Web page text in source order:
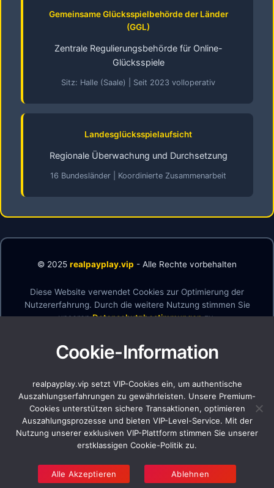
Gemeinsame Glücksspielbehörde der Länder
(GGL)
Zentrale Regulierungsbehörde für Online-
Glücksspiele
Sitz: Halle (Saale) | Seit 2023 volloperativ
Landesglücksspielaufsicht
Regionale Überwachung und Durchsetzung
16 Bundesländer | Koordinierte Zusammenarbeit
© 2025 realpayplay.vip - Alle Rechte vorbehalten
Diese Website verwendet Cookies zur Optimierung der
Nutzererfahrung. Durch die weitere Nutzung stimmen Sie
unserenDatenschutzbestimmungenzu.
Haftungsausschluss
Datenschutz
Cookie-Richtlinie
Verantwortungsvolles Spielen
Über uns
Cookie-Information
realpayplay.vip setzt VIP-Cookies ein, um authentische
Auszahlungserfahrungen zu gewährleisten. Unsere Premium-
Cookies unterstützen sichere Transaktionen, optimieren
Auszahlungsprozesse und bieten VIP-Level-Service. Mit der
Nutzung unserer exklusiven VIP-Plattform stimmen Sie unserer
erstklassigen Cookie-Politik zu.
Alle Akzeptieren Ablehnen